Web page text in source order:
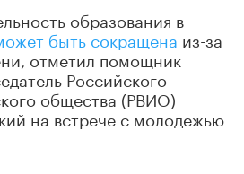
образования в
быть сокращена из-за
отметил помощник
Российского
общества (РВИО)
на встрече с молодежью